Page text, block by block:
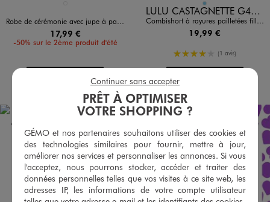
Robe de cérémonie avec jupe à paillettes fille
17,99 €
-50% sur le 2ème produit d'été
AU PANIER
Disponible en 1 coloris
BLEU CIEL LULU CASTAGNETTE G4G D
Combishort à rayures pailletées fille - LuluCastagnette
19,99 €
4/5 de moyenne
(1 avis)
AU PANIER
PRÊT À OPTIMISER
VOTRE SHOPPING ?
GÉMO et nos partenaires souhaitons utiliser des cookies et
des technologies similaires pour fournir, mettre à jour,
améliorer nos services et personnaliser les annonces. Si vous
l'acceptez, nous pourrons stocker, accéder et traiter des
données personnelles telles que vos visites à ce site web, les
adresses IP, les informations de votre compte utilisateur
Continuer sans accepter